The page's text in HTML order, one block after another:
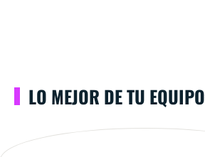
LO MEJOR DE TU EQUIPO